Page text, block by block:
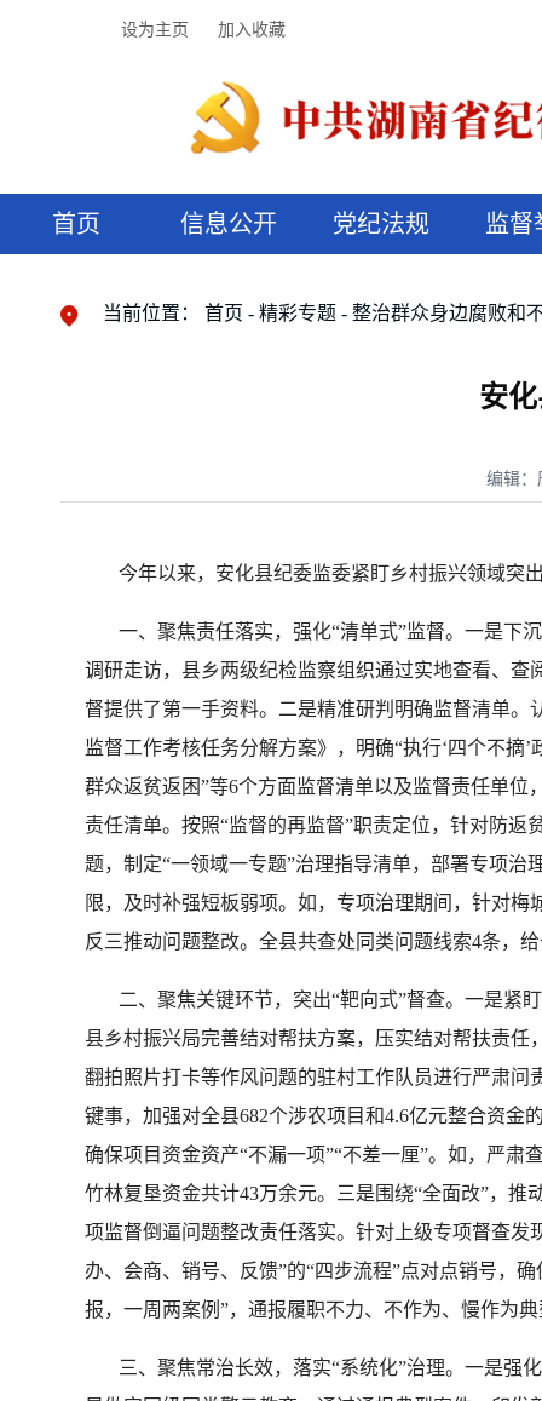
设为主页 加入收藏
首页 信息公开 党纪法规 监督
当前位置： 首页 精彩专题 整治群众身边腐败和
安
编辑：
今年以来，安化县纪委监委紧盯乡村振兴领域突
一、聚焦责任落实，强化“清单式”监督。一是下沉
调研走访，县乡两级纪检监察组织通过实地查看、查
督提供了第一手资料。二是精准研判明确监督清单。
监督工作考核任务分解方案》，明确“执行‘四个不摘
群众返贫返困”等6个方面监督清单以及监督责任单
责任清单。按照“监督的再监督”职责定位，针对防
题，制定“一领域一专题”治理指导清单，部署专项
限，及时补强短板弱项。如，专项治理期间，针对
反三推动问题整改。全县共查处同类问题线索4条，
二、聚焦关键环节，突出“靶向式”督查。一是紧盯
县乡村振兴局完善结对帮扶方案，压实结对帮扶责
翻拍照片打卡等作风问题的驻村工作队员进行严肃
键事，加强对全县682个涉农项目和4.6亿元整合资金
确保项目资金资产“不漏一项”“不差一厘”。如，严
竹林复垦资金共计43万余元。三是围绕“全面改”，
项监督倒逼问题整改责任落实。针对上级专项督查发
办、会商、销号、反馈”的“四步流程”点对点销号，
报，一周两案例”，通报履职不力、不作为、慢作为
三、聚焦常治长效，落实“系统化”治理。一是强化